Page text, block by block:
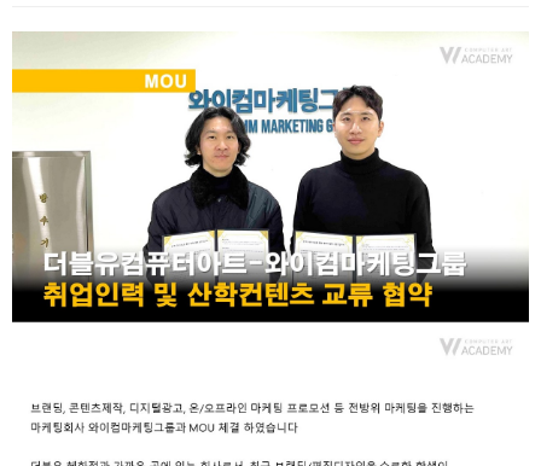
게임과정
자격증과정
커뮤니티
취업패키지
고객상담센터